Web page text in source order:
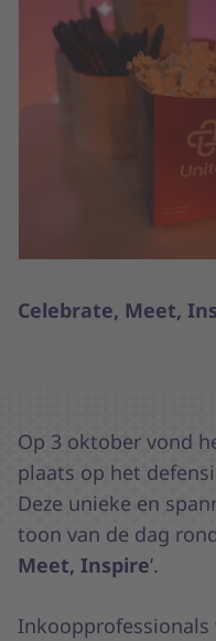
Celebrate, Meet,
Op 3 oktober vond
plaats op het
Deze unieke en
toon van de dag
Meet, Inspire’.